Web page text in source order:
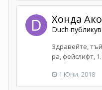
Хонда
Duch
Здравейте,
ра, фейслифт,
1 Юни, 2018